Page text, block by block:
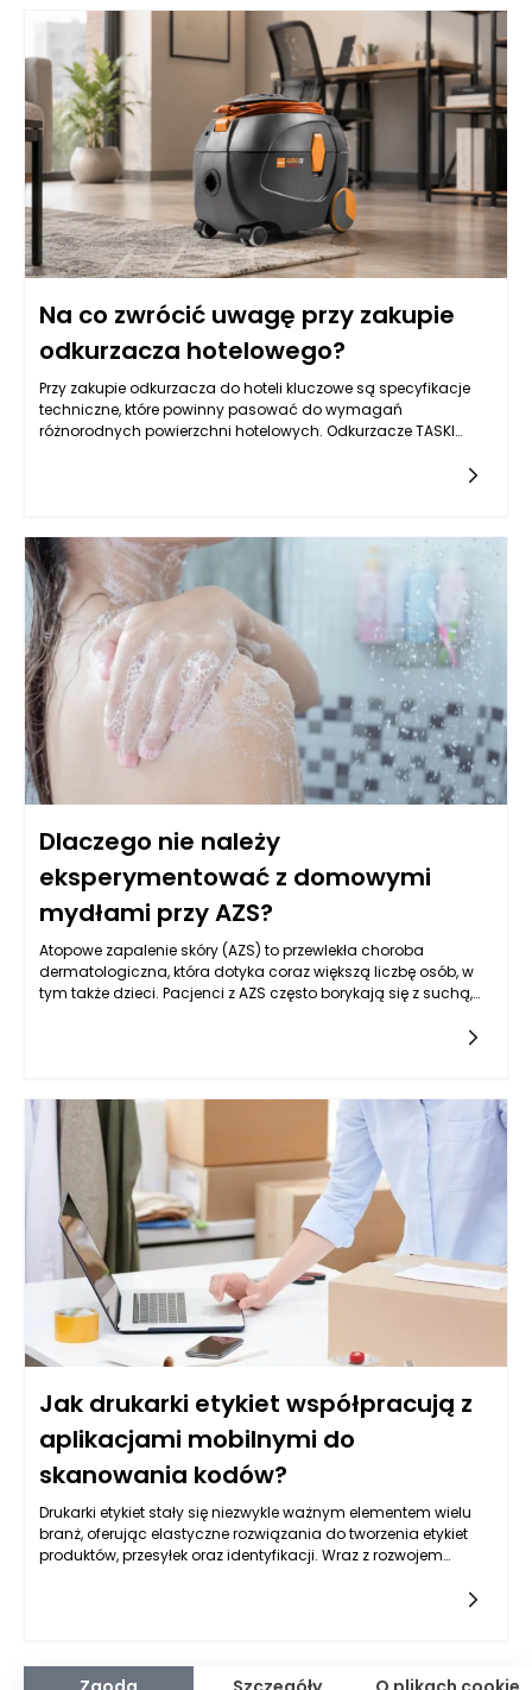
funkcjonalne. Meble na wymiar mogą być stworzone z myślą
o konkretnej przestrzeni, co sprawia, że możemy maksymalnie
wykorzystać każdy centymetr. Co więcej, dzięki elastyczności
w wyborze materiałów i wzorów, stworzone meble mogą
odzwierciedlać osobowość ich właściciela oraz
harmonizować z resztą wnętrza.
Na co zwrócić uwagę przy zakupie
odkurzacza hotelowego?
Przy zakupie odkurzacza do hoteli kluczowe są specyfikacje
techniczne, które powinny pasować do wymagań
różnorodnych powierzchni hotelowych. Odkurzacze TASKI
Dlaczego nie należy
eksperymentować z domowymi
mydłami przy AZS?
Atopowe zapalenie skóry (AZS) to przewlekła choroba
dermatologiczna, która dotyka coraz większą liczbę osób, w
tym także dzieci. Pacjenci z AZS często borykają się z suchą,
odpowiednich środków czyszczących staje się szczególnie
eksperymentowanie z takimi produktami może przynieść
więcej szkody niż pożytku. W tym kontekście kluczowe jest
zrozumienie, że żel do mycia AZS nie tylko powinien spełniać
odpowiednie normy bezpieczeństwa, ale także być
dostosowany do specyficznych potrzeb skóry osób z
atopowym zapaleniem.
Jak drukarki etykiet współpracują z
aplikacjami mobilnymi do
skanowania kodów?
Drukarki etykiet stały się niezwykle ważnym elementem wielu
branż, oferując elastyczne rozwiązania do tworzenia etykiet
produktów, przesyłek oraz identyfikacji. Wraz z rozwojem
biznesowe? W kontekście processów logistycznych,
zarządzania zapasami czy sprzedaży, drukarki etykiet stają